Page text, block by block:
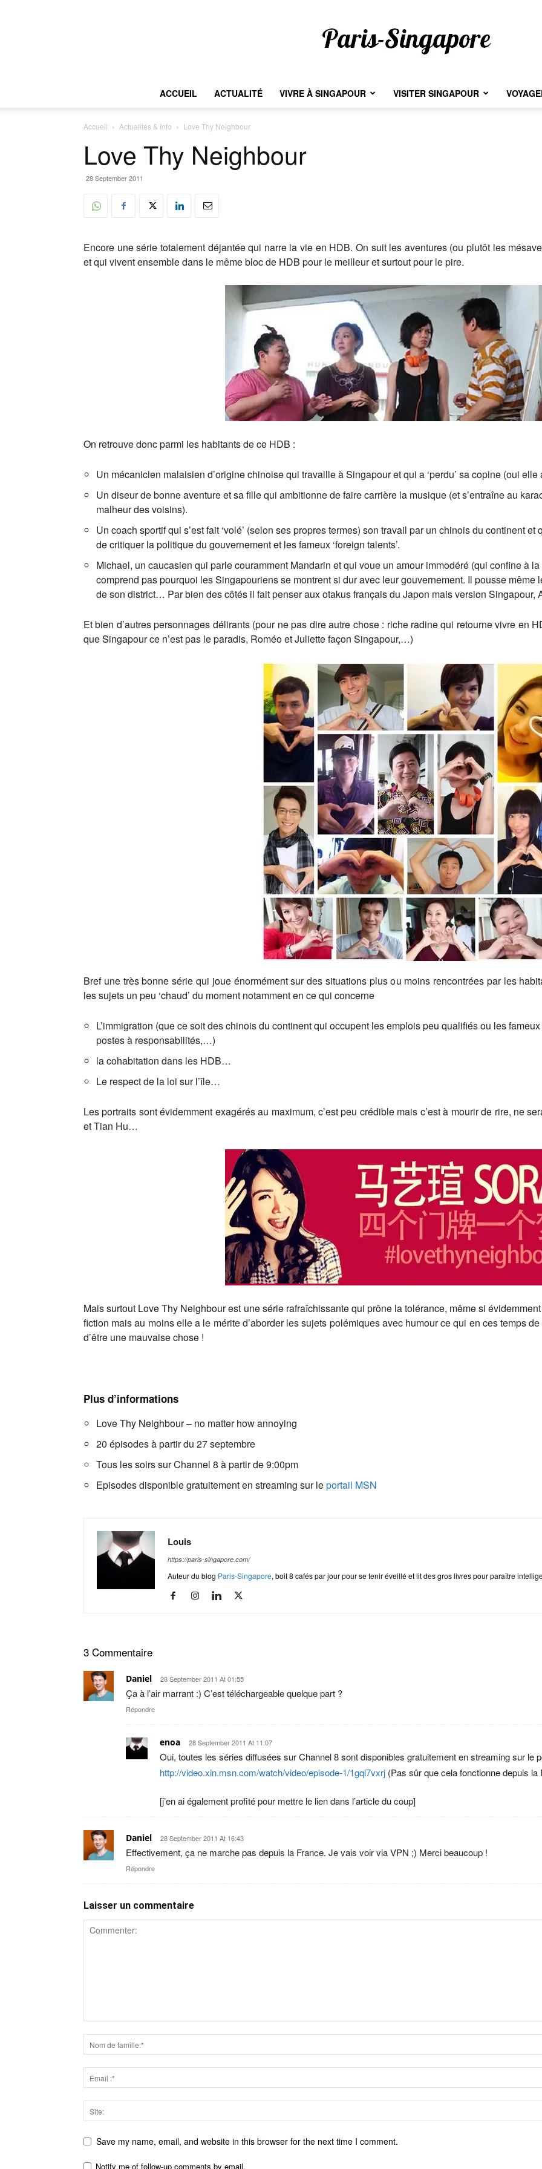
Paris-
ACCUEIL ACTUALITÉ VIVRE À SINGAPOUR VISITER SINGAPOUR
Accueil Actualités & Info Love Thy Neighbour
Love Thy Neighbour
28 September 2011
Encore une série totalement déjantée qui narre la vie en HDB. On suit les aventures (ou plutôt les
et qui vivent ensemble dans le même bloc de HDB pour le meilleur et surtout pour le pire.
On retrouve donc parmi les habitants de ce HDB :
Un mécanicien malaisien d’origine chinoise qui travaille à Singapour et qui a ‘perdu’ sa copine (oui
Un diseur de bonne aventure et sa fille qui ambitionne de faire carrière la musique (et s’entraîne au
malheur des voisins).
Un coach sportif qui s’est fait ‘volé’ (selon ses propres termes) son travail par un chinois du continent
de critiquer la politique du gouvernement et les fameux ‘foreign talents’.
Michael, un caucasien qui parle couramment Mandarin et qui voue un amour immodéré (qui confine à
comprend pas pourquoi les Singapouriens se montrent si dur avec leur gouvernement. Il pousse même
de son district… Par bien des côtés il fait penser aux otakus français du Japon mais version Singapour,
Et bien d’autres personnages délirants (pour ne pas dire autre chose : riche radine qui retourne vivre en
que Singapour ce n’est pas le paradis, Roméo et Juliette façon Singapour,…)
Bref une très bonne série qui joue énormément sur des situations plus ou moins rencontrées par les
les sujets un peu ‘chaud’ du moment notamment en ce qui concerne
L’immigration (que ce soit des chinois du continent qui occupent les emplois peu qualifiés ou les
postes à responsabilités,…)
la cohabitation dans les HDB…
Le respect de la loi sur l’île…
Les portraits sont évidemment exagérés au maximum, c’est peu crédible mais c’est à mourir de rire, ne
et Tian Hu…
Mais surtout Love Thy Neighbour est une série rafraîchissante qui prône la tolérance, même si évidemment
fiction mais au moins elle a le mérite d’aborder les sujets polémiques avec humour ce qui en ces temps
d’être une mauvaise chose !
Plus d’informations
Love Thy Neighbour – no matter how annoying
20 épisodes à partir du 27 septembre
Tous les soirs sur Channel 8 à partir de 9:00pm
Episodes disponible gratuitement en streaming sur leportail MSN
Louis
https://paris-singapore.com/
Auteur du blog Paris-Singapore, boit 8 cafés par jour pour se tenir éveillé et lit des gros livres pour paraître
3 Commentaire
Daniel 28 September 2011 At 01:55
Ça à l’air marrant :) C’est téléchargeable quelque part ?
Répondre
enoa 28 September 2011 At 11:07
Oui, toutes les séries diffusées sur Channel 8 sont disponibles gratuitement en streaming sur le
http://video.xin.msn.com/watch/video/episode-1/1gql7vxrj (Pas sûr que cela fonctionne depuis la
[j’en ai également profité pour mettre le lien dans l’article du coup]
Daniel 28 September 2011 At 16:43
Effectivement, ça ne marche pas depuis la France. Je vais voir via VPN ;) Merci beaucoup !
Répondre
Laisser un commentaire
Save my name, email, and website in this browser for the next time I comment.
Notify me of follow-up comments by email.